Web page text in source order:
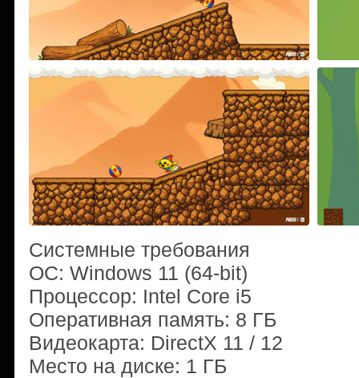
Системные требования
ОС: Windows 11 (64-bit)
Процессор: Intel Core i5
Оперативная память: 8 ГБ
Видеокарта: DirectX 11 / 12
Место на диске: 1 ГБ